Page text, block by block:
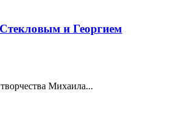
и Георгием
Михаила...